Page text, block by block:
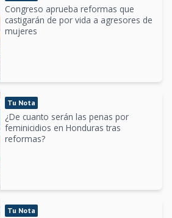
Congreso aprueba reformas que
castigarán de por vida a agresores de
mujeres
Tu Nota
¿De cuanto serán las penas por
feminicidios en Honduras tras
reformas?
Tu Nota